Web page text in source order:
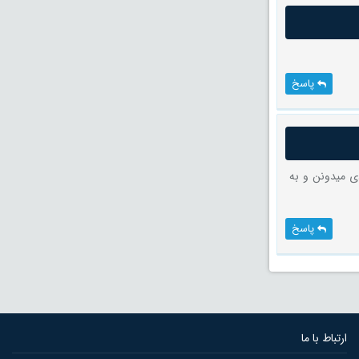
پاسخ
میدونن و به
پاسخ
ارتباط با ما